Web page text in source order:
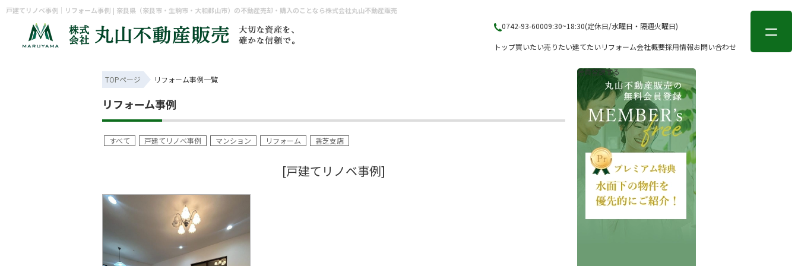
戸建てリノベ事例｜リフォーム事例 | 奈良県（奈良市・生駒市・大和郡山市）の不動産売却・購入のことなら株式会社丸山不動産販売
0742-93-60009:30~18:30(定休日/水曜日・隔週火曜日)
トップ買いたい売りたい建てたいリフォーム会社概要採用情報お問い合わせ
会員登録 ログイン
TOPページ リフォーム事例一覧
リフォーム事例
すべて 戸建てリノベ事例 マンション リフォーム 香芝支店
[戸建てリノベ事例]
会員登録する